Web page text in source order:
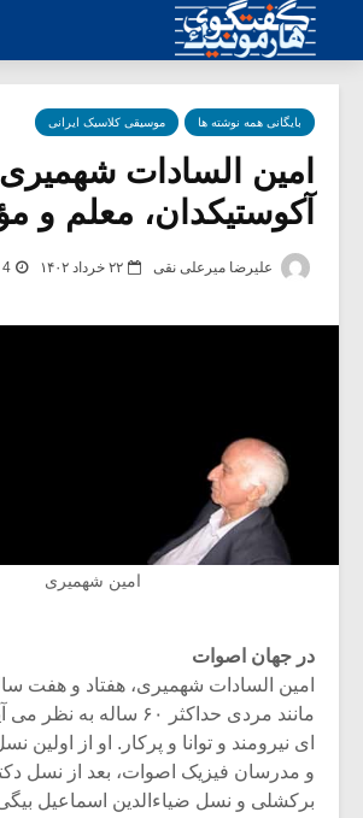
بایگانی همه نوشته ها موسیقی کلاسیک ایرانی
امین السادات
آکوستیکدان، معلم و
علیرضا میرعلی نقی ۲۲ خرداد ۱۴۰۲ 4 برچسب -
امین شهمیری
در جهان اصوات
امین السادات شهمیری، هفتاد و هفت
مانند مردی حداکثر ۶۰
ای نیرومند و توانا و پرکار. او از اولین
و مدرسان فیزیک اصوات، بعد از نسل
برکشلی و نسل ضیاءالدین اسماعیل